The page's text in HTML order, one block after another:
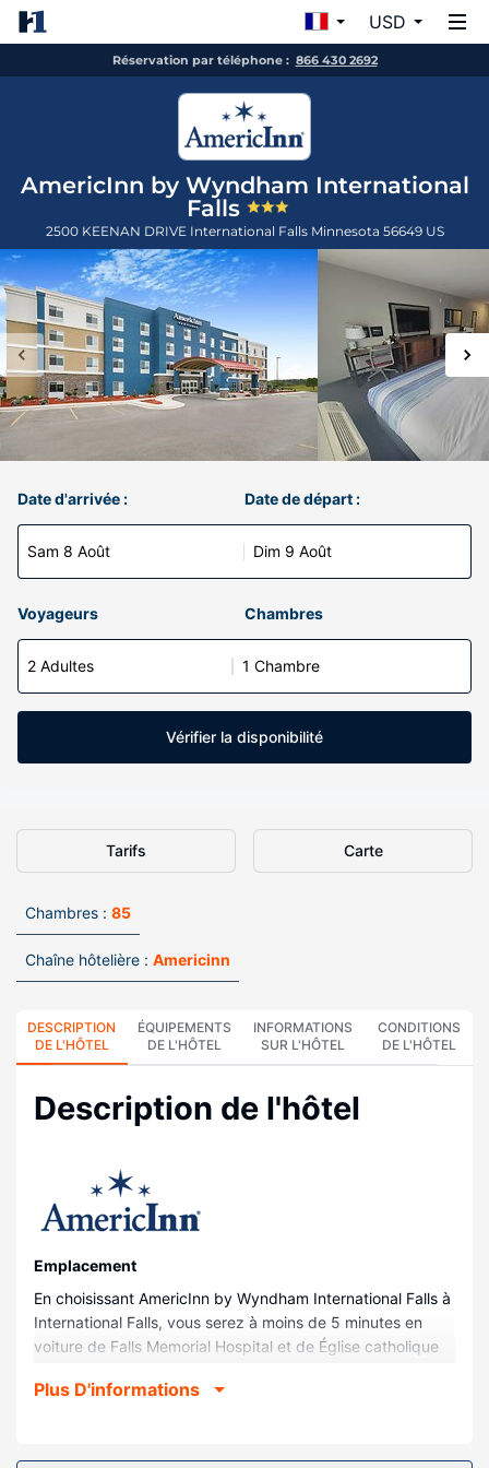
USD
Réservation par téléphone : 866 430 2692
AmericInn by Wyndham International
Falls
2500 KEENAN DRIVE International Falls Minnesota 56649 US
Date d'arrivée :
Sam 8 Août
Date de départ :
Dim 9 Août
Voyageurs Chambres
2 Adultes 1 Chambre
Vérifier la disponibilité
Tarifs Carte
Chambres : 85
Chaîne hôtelière : Americinn
DESCRIPTION
DE L'HÔTEL
ÉQUIPEMENTS
DE L'HÔTEL
INFORMATIONS
SUR L'HÔTEL
CONDITIONS
DE L'HÔTEL
Description de l'hôtel
Emplacement
En choisissant AmericInn by Wyndham International Falls à
International Falls, vous serez à moins de 5 minutes en
voiture de Falls Memorial Hospital et de Église catholique
Smokey Bear et à 3,1 km de Bronko Nagurski Museum.
Les 85 chambres climatisées de l'hébergement vous
Plus D'informations